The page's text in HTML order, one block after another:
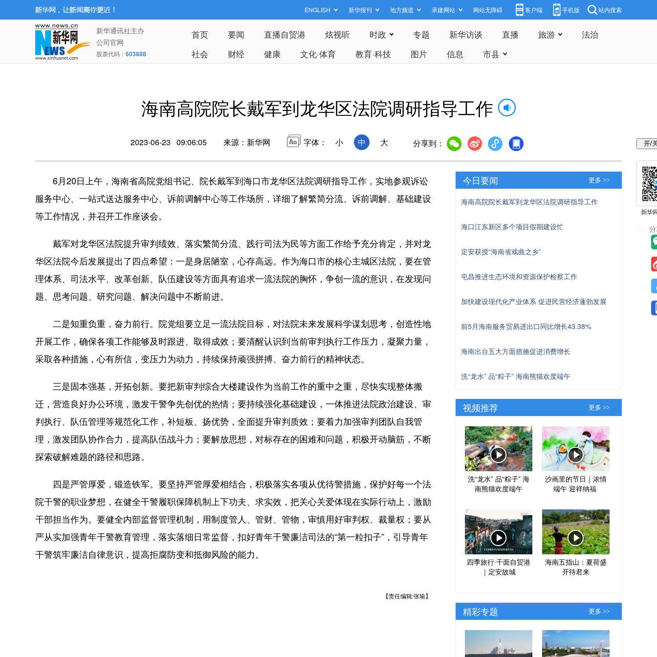
ENGLISH 新华报刊 地方频道 承建网站 网站无障碍 客户端 手机版 站内搜索
新华通讯社主办
公司官网
股票代码： 603888
首页 要闻 直播自贸港 炫视听 时政 专题 新华访谈 直播 旅游
法治
社会
财经 健康 文化·体育 教育·科技 图片 信息 市县
海南高院院长戴军到龙华区法院调研指导工作
2023-06-23 09:06:05 来源：新华网 字体： 小 中 大 分享到：
6月20日上午，海南省高院党组书记、院长戴军到海口市龙华区法院调研指导工作，实地参观诉讼
服务中心、一站式送达服务中心、诉前调解中心等工作场所，详细了解繁简分流、诉前调解、基础建设
等工作情况，并召开工作座谈会。
戴军对龙华区法院提升审判绩效、落实繁简分流、践行司法为民等方面工作给予充分肯定，并对龙
华区法院今后发展提出了四点希望：一是身居陋室，心存高远。作为海口市的核心主城区法院，要在管
理体系、司法水平、改革创新、队伍建设等方面具有追求一流法院的胸怀，争创一流的意识，在发现问
题、思考问题、研究问题、解决问题中不断前进。
二是知重负重，奋力前行。院党组要立足一流法院目标，对法院未来发展科学谋划思考，创造性地
开展工作，确保各项工作能够及时跟进、取得成效；要清醒认识到当前审判执行工作压力，凝聚力量，
采取各种措施，心有所信，变压力为动力，持续保持顽强拼搏、奋力前行的精神状态。
三是固本强基，开拓创新。要把新审判综合大楼建设作为当前工作的重中之重，尽快实现整体搬
迁，营造良好办公环境，激发干警争先创优的热情；要持续强化基础建设，一体推进法院政治建设、审
判执行、队伍管理等规范化工作，补短板、扬优势，全面提升审判质效；要着力加强审判团队自我管
理，激发团队协作合力，提高队伍战斗力；要解放思想，对标存在的困难和问题，积极开动脑筋，不断
探索破解难题的路径和思路。
四是严管厚爱，锻造铁军。要坚持严管厚爱相结合，积极落实各项从优待警措施，保护好每一个法
院干警的职业梦想，在健全干警履职保障机制上下功夫、求实效，把关心关爱体现在实际行动上，激励
干部担当作为。要健全内部监督管理机制，用制度管人、管财、管物，审慎用好审判权、裁量权；要从
严从实加强青年干警教育管理，落实落细日常监督，扣好青年干警廉洁司法的“第一粒扣子”，引导青年
干警筑牢廉洁自律意识，提高拒腐防变和抵御风险的能力。
【责任编辑:张瑜】
今日要闻 更多 >>
海南高院院长戴军到龙华区法院调研指导工作
海口江东新区多个项目假期建设忙
定安获授“海南省戏曲之乡”
屯昌推进生态环境和资源保护检察工作
加快建设现代化产业体系 促进民营经济蓬勃发展
前5月海南服务贸易进出口同比增长43.38%
海南出台五大方面措施促进消费增长
洗“龙水” 品“粽子” 海南熊猫欢度端午
视频推荐 更多 >>
洗“龙水” 品“粽子” 海
南熊猫欢度端午
沙画里的节日｜浓情
端午 迎祥纳福
四季旅行·千面自贸港
｜定安故城
海南五指山：夏荷盛
开待君来
精彩专题 更多 >>